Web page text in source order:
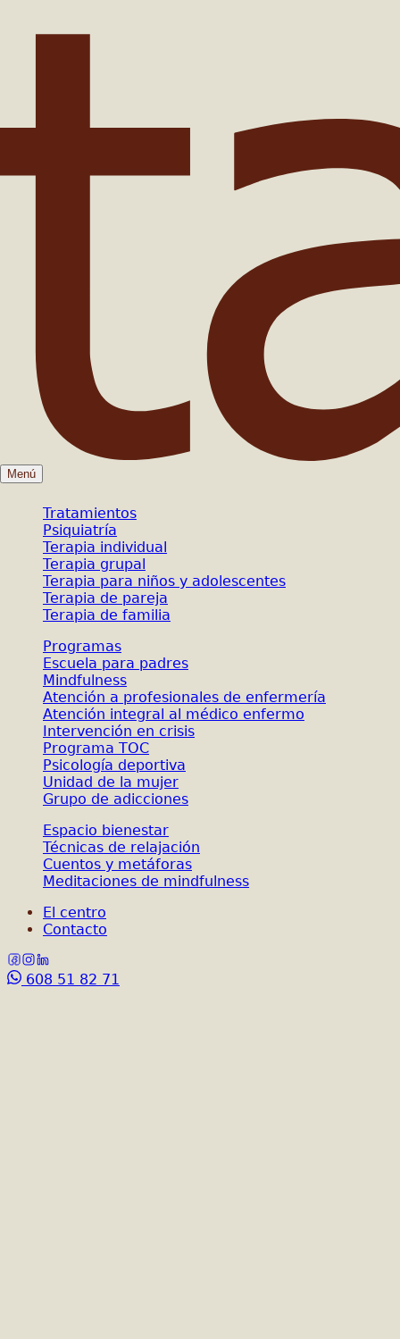
Menú
Tratamientos
Psiquiatría
Terapia individual
Terapia grupal
Terapia para niños y adolescentes
Terapia de pareja
Terapia de familia
Programas
Escuela para padres
Mindfulness
Atención a profesionales de enfermería
Atención integral al médico enfermo
Intervención en crisis
Programa TOC
Psicología deportiva
Unidad de la mujer
Grupo de adicciones
Espacio bienestar
Técnicas de relajación
Cuentos y metáforas
Meditaciones de mindfulness
El centro
Contacto
608 51 82 71